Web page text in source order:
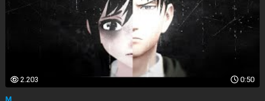
0:50
2.203
M